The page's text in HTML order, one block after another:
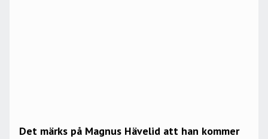
Det märks på Magnus Hävelid att han kommer